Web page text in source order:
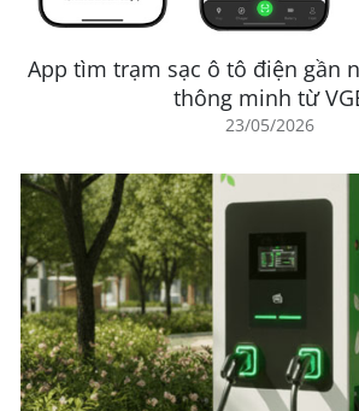
App tìm trạm sạc ô tô điện gần
thông minh từ
23/05/2026